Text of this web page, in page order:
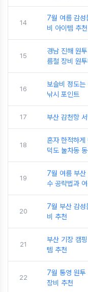
14
7월 여름 감성
비 아이템 추천
15
경남 진해 원
름철 장비 원
16
보슬비 정도
낚시 포인트
17 부산 감천항
18
혼자 한적하
덕도 눌차동
19
7월 여름 부산
수 공략법과
20
7월 부산 감성
비 추천
21
부산 기장 캠
템 추천
22
7월 통영 원투
장비 추천